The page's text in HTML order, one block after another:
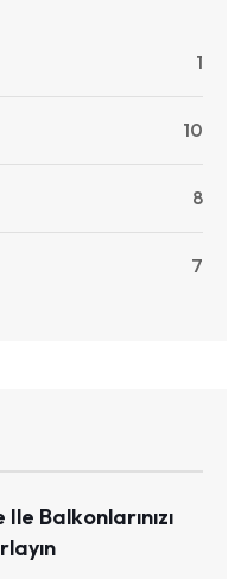
1
10
8
7
Balkonlarınızı